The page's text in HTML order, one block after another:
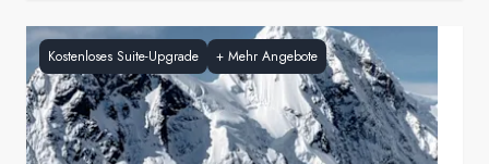
Kostenloses Suite-Upgrade + Mehr Angebote